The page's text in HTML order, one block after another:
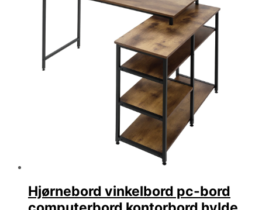
Hjørnebord vinkelbord pc-bord